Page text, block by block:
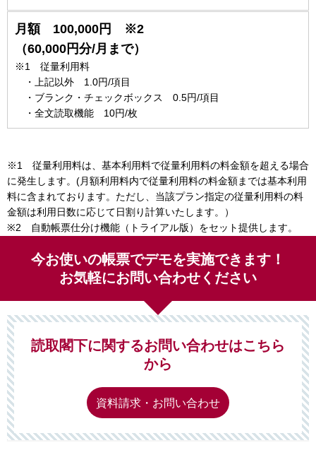
月額 100,000円 ※2
（60,000円分/月まで）
※1 従量利用料
・上記以外 1.0円/項目
・ブランク・チェックボックス 0.5円/項目
・全文読取機能 10円/枚
※1 従量利用料は、基本利用料で従量利用料の料金額を超える場合
に発生します。(月額利用料内で従量利用料の料金額までは基本利用
料に含まれております。ただし、当該プラン指定の従量利用料の料
金額は利用日数に応じて日割り計算いたします。）
※2 自動帳票仕分け機能（トライアル版）をセット提供します。
今お使いの帳票でデモを実施できます！
お気軽にお問い合わせください
読取閣下に関するお問い合わせはこちら
から
資料請求・お問い合わせ